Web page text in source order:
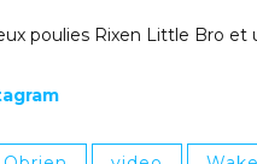
poulies Rixen Little Bro et